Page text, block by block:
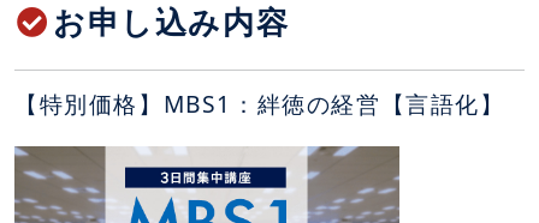
お申し込み内容
【特別価格】MBS1：絆徳の経営【言語化】